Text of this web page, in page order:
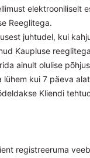
elektrooniliselt
Reeglitega.
juhtudel, kui
Kaupluse
ainult olulise
lühem kui 7 päeva
Kliendi
registreeruma